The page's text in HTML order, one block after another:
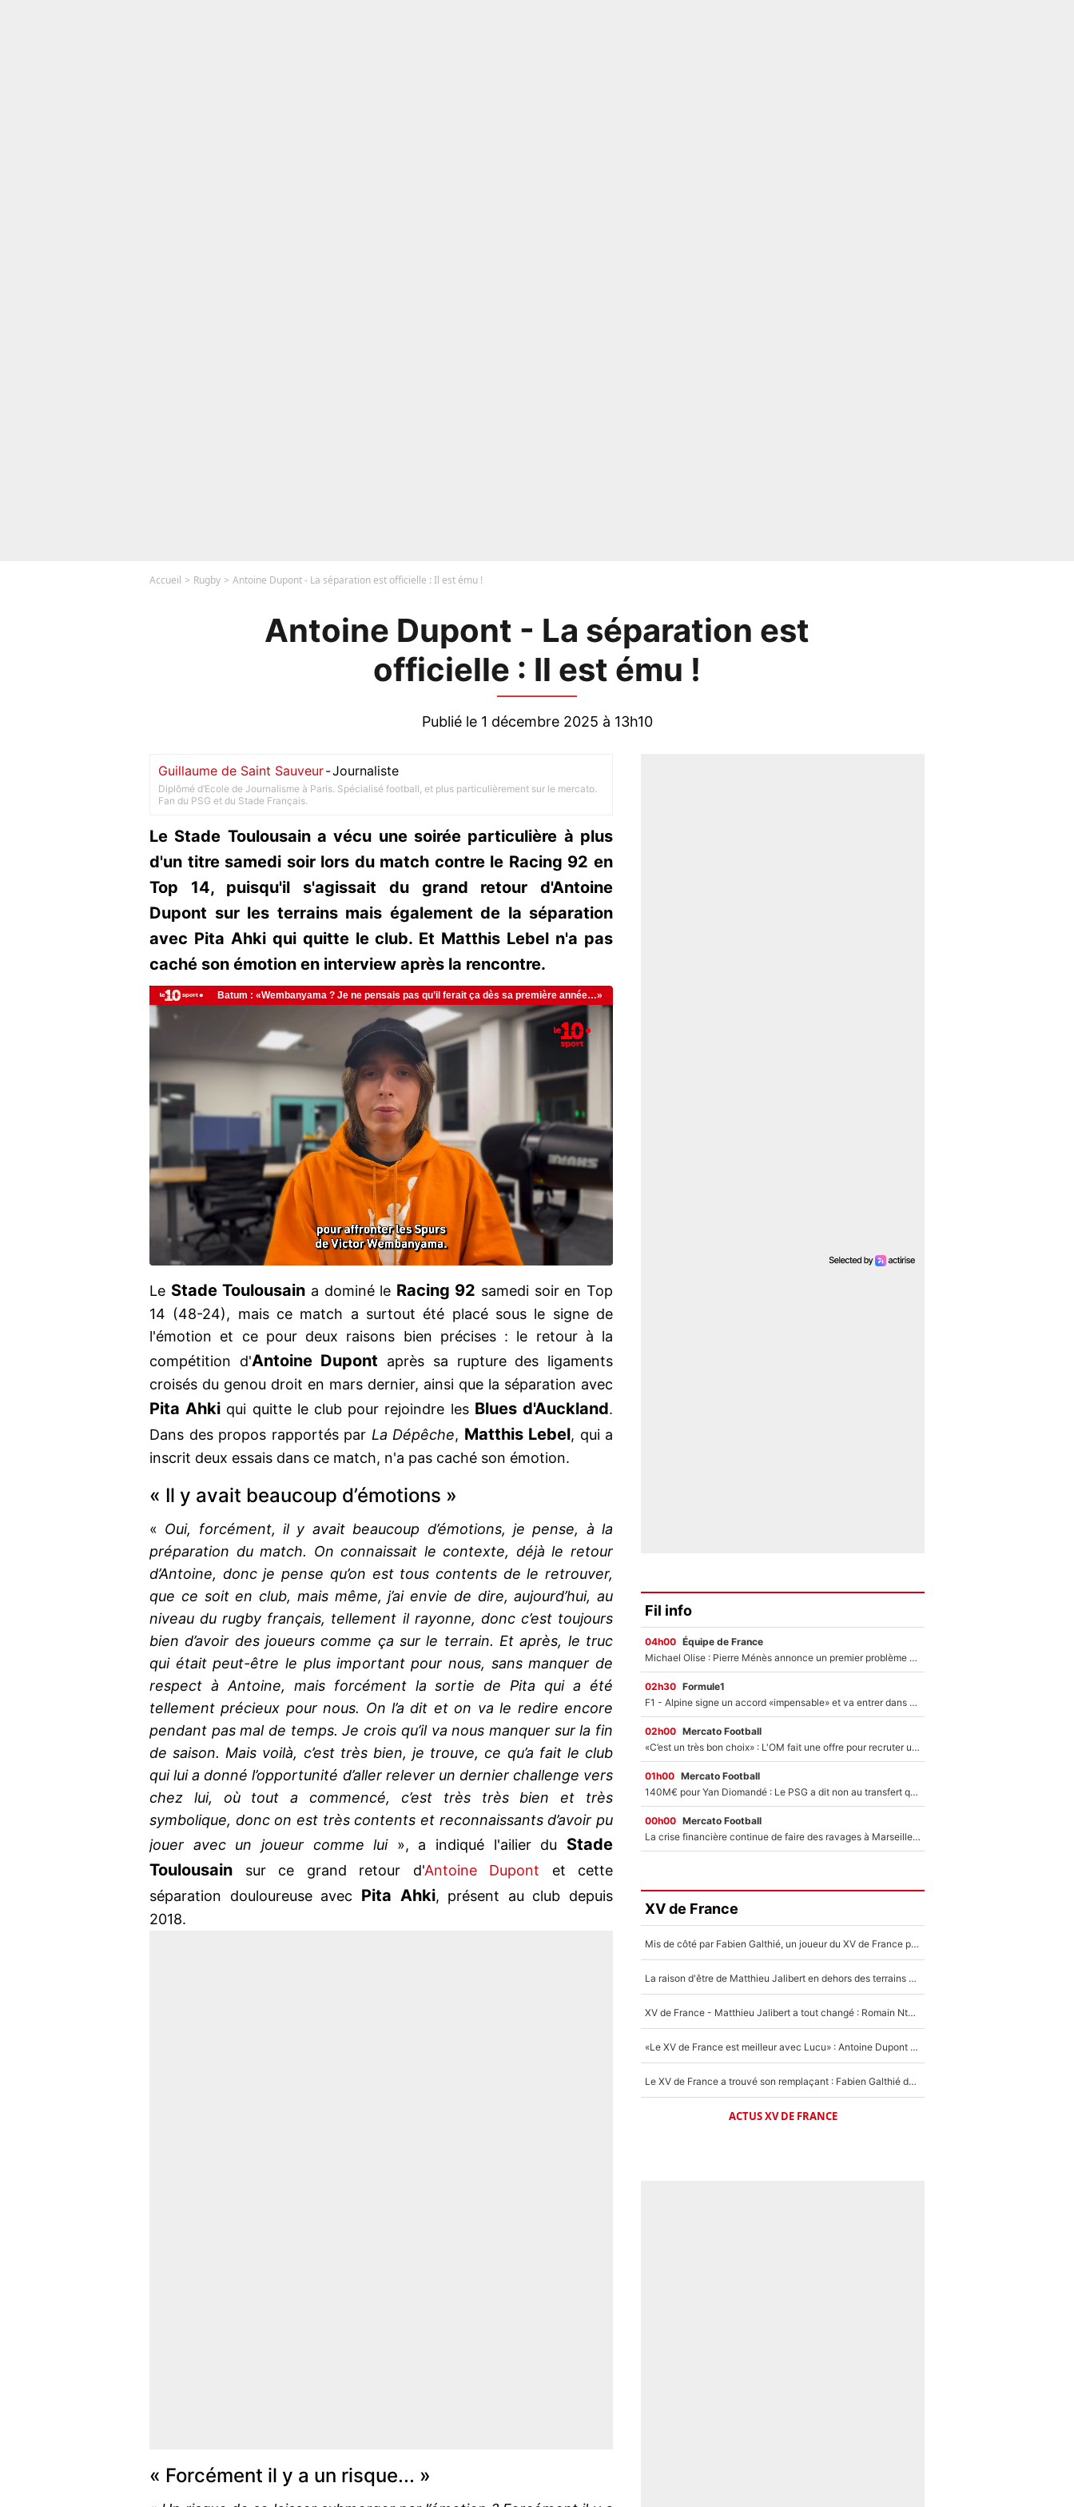
Accueil Rugby Antoine Dupont - La séparation est officielle : Il est ému !
Antoine Dupont - La séparation est
officielle : Il est ému !
Publié le 1 décembre 2025 à 13h10
Guillaume de Saint Sauveur-Journaliste
Diplômé d’Ecole de Journalisme à Paris. Spécialisé football, et plus particulièrement sur le mercato.
Fan du PSG et du Stade Français.
Le Stade Toulousain a vécu une soirée particulière à plus
d'un titre samedi soir lors du match contre le Racing 92 en
Top 14, puisqu'il s'agissait du grand retour d'Antoine
Dupont sur les terrains mais également de la séparation
avec Pita Ahki qui quitte le club. Et Matthis Lebel n'a pas
caché son émotion en interview après la rencontre.
Le Stade Toulousain a dominé le Racing 92 samedi soir en Top
14 (48-24), mais ce match a surtout été placé sous le signe de
l'émotion et ce pour deux raisons bien précises : le retour à la
compétition d'Antoine Dupont
après sa rupture des ligaments
croisés du genou droit en mars dernier, ainsi que la séparation avec
Pita Ahki qui quitte le club pour rejoindre les Blues d'Auckland.
Dans des propos rapportés par La Dépêche, Matthis Lebel, qui a
inscrit deux essais dans ce match, n'a pas caché son émotion.
« Il y avait beaucoup d’émotions »
« Oui, forcément, il y avait beaucoup d’émotions, je pense, à la
préparation du match. On connaissait le contexte, déjà le retour
d’Antoine, donc je pense qu’on est tous contents de le retrouver,
que ce soit en club, mais même, j’ai envie de dire, aujourd’hui, au
niveau du rugby français, tellement il rayonne, donc c’est toujours
bien d’avoir des joueurs comme ça sur le terrain. Et après, le truc
qui était peut-être le plus important pour nous, sans manquer de
respect à Antoine, mais forcément la sortie de Pita qui a été
tellement précieux pour nous. On l’a dit et on va le redire encore
pendant pas mal de temps. Je crois qu’il va nous manquer sur la fin
de saison. Mais voilà, c’est très bien, je trouve, ce qu’a fait le club
qui lui a donné l’opportunité d’aller relever un dernier challenge vers
chez lui, où tout a commencé, c’est très très bien et très
symbolique, donc on est très contents et reconnaissants d’avoir pu
jouer avec un joueur comme lui », a indiqué l'ailier du Stade
Toulousain sur ce grand retour d'Antoine Dupont et cette
séparation douloureuse avec Pita Ahki, présent au club depuis
2018.
« Forcément il y a un risque... »
Fil info
04h00 Équipe de France
Michael Olise : Pierre Ménès annonce un premier problème pour Zinedine Zidane en équipe de France
02h30 Formule1
F1 - Alpine signe un accord «impensable» et va entrer dans une nouvelle dimension : Grande nouvelle pour Pierre Gasly !
02h00 Mercato Football
«C’est un très bon choix» : L'OM fait une offre pour recruter un ancien joueur du PSG... et c'est validé dans l'After Foot !
01h00 Mercato Football
140M€ pour Yan Diomandé : Le PSG a dit non au transfert qui bat tous les records sur le mercato
00h00 Mercato Football
La crise financière continue de faire des ravages à Marseille : L’OM a placé 12 joueurs sur le marché des transferts… et ça pourrait lui rapporter près de 100M€ !
XV de France
Mis de côté par Fabien Galthié, un joueur du XV de France partage sa frustration : «ils ne me l’ont pas dit tout de suite»
La raison d'être de Matthieu Jalibert en dehors des terrains de rugby : «Ça m'atteint autant que si tu touches à un membre de ma famille»
XV de France - Matthieu Jalibert a tout changé : Romain Ntamack doit-il s’inquiéter pour sa place à un an de la Coupe du monde ?
«Le XV de France est meilleur avec Lucu» : Antoine Dupont doit-il s’inquiéter pour sa place ?
Le XV de France a trouvé son remplaçant : Fabien Galthié doit-il se passer d'Antoine Dupont ?
ACTUS XV DE FRANCE